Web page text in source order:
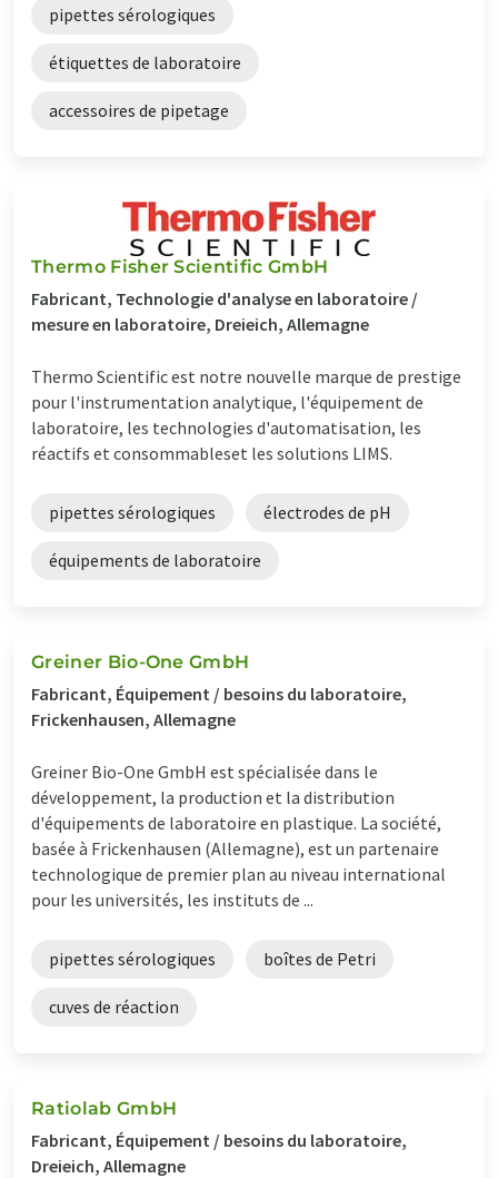
pipettes sérologiques
étiquettes de laboratoire
accessoires de pipetage
Thermo Fisher Scientific GmbH
Fabricant, Technologie d'analyse en laboratoire /
mesure en laboratoire, Dreieich, Allemagne
Thermo Scientific est notre nouvelle marque de prestige
pour l'instrumentation analytique, l'équipement de
laboratoire, les technologies d'automatisation, les
réactifs et consommableset les solutions LIMS.
pipettes sérologiques électrodes de pH
équipements de laboratoire
Greiner Bio-One GmbH
Fabricant, Équipement / besoins du laboratoire,
Frickenhausen, Allemagne
Greiner Bio-One GmbH est spécialisée dans le
développement, la production et la distribution
d'équipements de laboratoire en plastique. La société,
basée à Frickenhausen (Allemagne), est un partenaire
technologique de premier plan au niveau international
pour les universités, les instituts de ...
pipettes sérologiques boîtes de Petri
cuves de réaction
Ratiolab GmbH
Fabricant, Équipement / besoins du laboratoire,
Dreieich, Allemagne